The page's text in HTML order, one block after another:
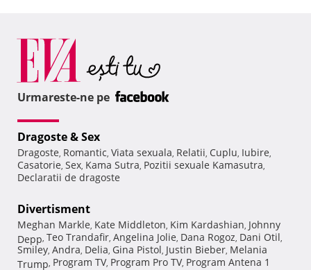
Urmareste-ne pe
Dragoste & Sex
Dragoste, Romantic, Viata sexuala, Relatii, Cuplu, Iubire,
Casatorie, Sex, Kama Sutra, Pozitii sexuale Kamasutra,
Declaratii de dragoste
Divertisment
Meghan Markle, Kate Middleton, Kim Kardashian, Johnny
Depp, Teo Trandafir, Angelina Jolie, Dana Rogoz, Dani Otil,
Smiley, Andra, Delia, Gina Pistol, Justin Bieber, Melania
Trump, Program TV, Program Pro TV, Program Antena 1